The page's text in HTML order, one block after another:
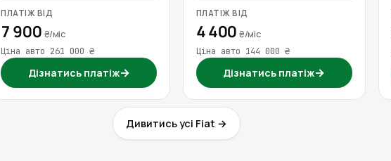
ПЛАТІЖ ВІД
7 900 ₴/міс
Ціна авто 261 000 ₴
Дізнатись платіж→
ПЛАТІЖ ВІД
4 400₴/міс
Ціна авто 144 000 ₴
Дізнатись платіж→
Дивитись усі Fiat →